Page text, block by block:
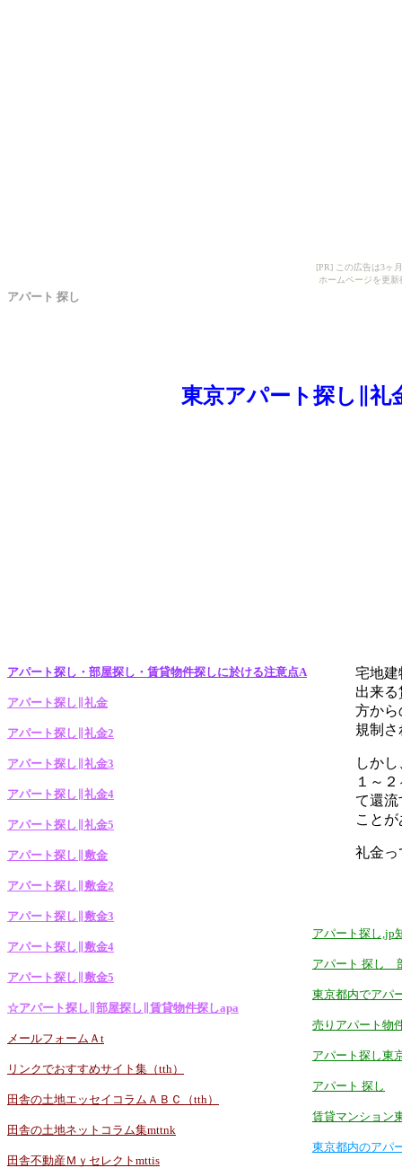
[PR] この広告は3ヶ
ホームページを更
アパート 探し
東京アパート探し∥礼
アパート探し・部屋探し・賃貸物件探しに於ける注意点A
アパート探し∥礼金
アパート探し∥礼金2
アパート探し∥礼金3
アパート探し∥礼金4
アパート探し∥礼金5
アパート探し∥敷金
アパート探し∥敷金2
アパート探し∥敷金3
アパート探し∥敷金4
アパート探し∥敷金5
☆アパート探し∥部屋探し∥賃貸物件探しapa
メールフォームＡt
リンクでおすすめサイト集（tth）
田舎の土地エッセイコラムＡＢＣ（tth）
田舎の土地ネットコラム集mttnk
田舎不動産Ｍｙセレクトmttis
宅地建
出来
方から
規制
しか
１～
て還流
こと
礼金っ
アパート探し,jp
アパート 探し
東京都内でアパ
売りアパート物
アパート探し東
アパート 探し
賃貸マンション
東京都内のアパ